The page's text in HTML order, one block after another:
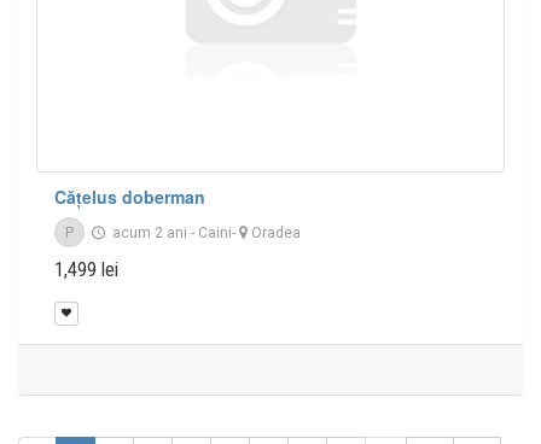
Cățelus doberman
P acum 2 ani - Caini- Oradea
1,499 lei